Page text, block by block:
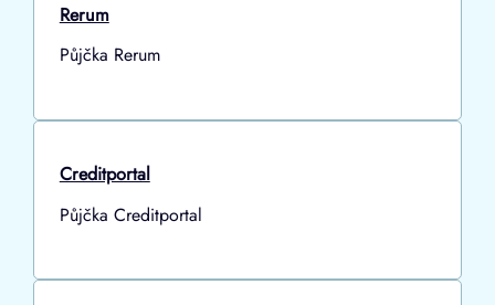
Rerum
Půjčka Rerum
Creditportal
Půjčka Creditportal